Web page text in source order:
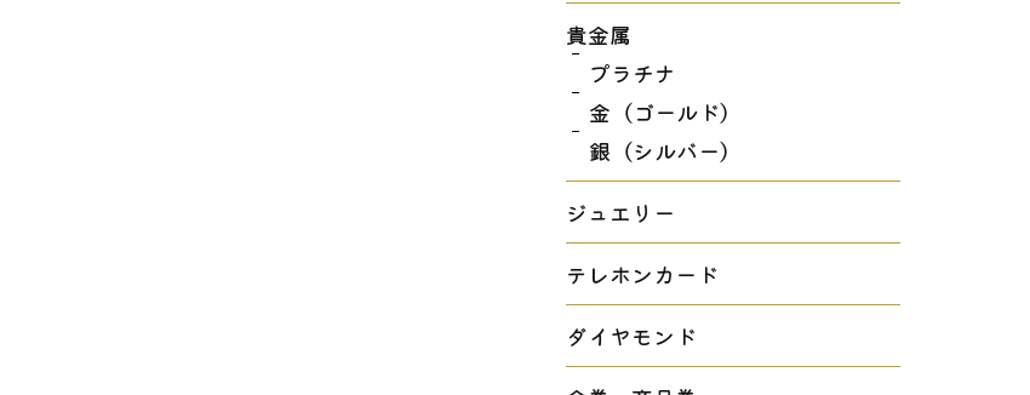
貴金属
プラチナ
金（ゴールド）
銀（シルバー）
ジュエリー
テレホンカード
ダイヤモンド